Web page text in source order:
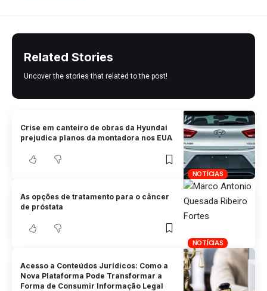
Related Stories
Uncover the stories that related to the post!
NOTÍCIAS
Crise em canteiro de obras da Hyundai
prejudica planos da montadora nos EUA
NOTÍCIAS
As opções de tratamento para o câncer
de próstata
Acesso a Conteúdos Jurídicos: Como a
Nova Plataforma Pode Transformar a
Forma de Consumir Informação Legal